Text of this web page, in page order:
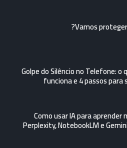
Vamos
Golpe do Silêncio no Telefone: o
funciona e 4 passos
Como usar IA para aprender
Perplexity, NotebookLM e